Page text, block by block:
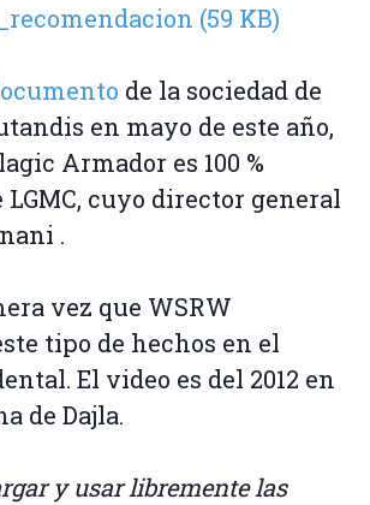
(59 KB)
de la sociedad de
en mayo de este año,
Armador es 100 %
LGMC, cuyo director general
.
vez que WSRW
tipo de hechos en el
El video es del 2012 en
de Dajla.
y usar libremente las